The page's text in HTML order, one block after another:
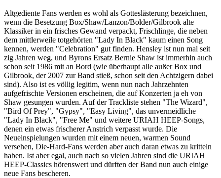
Altgediente Fans werden es wohl als Gotteslästerung bezeichnen,
wenn die Besetzung Box/Shaw/Lanzon/Bolder/Gilbrook alte
Klassiker in ein frisches Gewand verpackt, Frischlinge, die neben
dem mittlerweile totgehörten "Lady In Black" kaum einen Song
kennen, werden "Celebration" gut finden. Hensley ist nun mal seit
zig Jahren weg, und Byrons Ersatz Bernie Shaw ist immerhin auch
schon seit 1986 mit an Bord (wie überhaupt alle außer Box und
Gilbrook, der 2007 zur Band stieß, schon seit den Achtzigern dabei
sind). Also ist es völlig legitim, wenn nun nach Jahrzehnten
aufgefrischte Versionen erscheinen, die auf Konzerten ja eh von
Shaw gesungen wurden. Auf der Trackliste stehen "The Wizard",
"Bird Of Prey", "Gypsy", "Easy Living", das unvermeidliche
"Lady In Black", "Free Me" und weitere URIAH HEEP-Songs,
denen ein etwas frischerer Anstrich verpasst wurde. Die
Neueinspielungen wurden mit einem neuen, warmen Sound
versehen, Die-Hard-Fans werden aber auch daran etwas zu kritteln
haben. Ist aber egal, auch nach so vielen Jahren sind die URIAH
HEEP-Classics hörenswert und dürften der Band nun auch einige
neue Fans bescheren.